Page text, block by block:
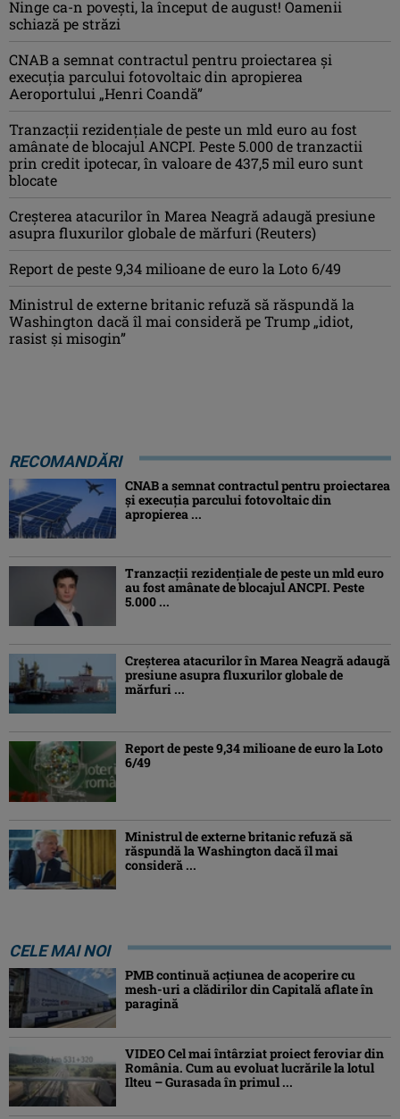
Ninge ca-n povești, la început de august! Oamenii
schiază pe străzi
CNAB a semnat contractul pentru proiectarea şi
execuţia parcului fotovoltaic din apropierea
Aeroportului „Henri Coandă”
Tranzacții rezidențiale de peste un mld euro au fost
amânate de blocajul ANCPI. Peste 5.000 de tranzactii
prin credit ipotecar, în valoare de 437,5 mil euro sunt
blocate
Creşterea atacurilor în Marea Neagră adaugă presiune
asupra fluxurilor globale de mărfuri (Reuters)
Report de peste 9,34 milioane de euro la Loto 6/49
Ministrul de externe britanic refuză să răspundă la
Washington dacă îl mai consideră pe Trump „idiot,
rasist şi misogin”
RECOMANDĂRI
CNAB a semnat contractul pentru proiectarea
şi execuţia parcului fotovoltaic din
apropierea ...
Tranzacții rezidențiale de peste un mld euro
au fost amânate de blocajul ANCPI. Peste
5.000 ...
Creşterea atacurilor în Marea Neagră adaugă
presiune asupra fluxurilor globale de
mărfuri ...
Report de peste 9,34 milioane de euro la Loto
6/49
Ministrul de externe britanic refuză să
răspundă la Washington dacă îl mai
consideră ...
CELE MAI NOI
PMB continuă acțiunea de acoperire cu
mesh-uri a clădirilor din Capitală aflate în
paragină
VIDEO Cel mai întârziat proiect feroviar din
România. Cum au evoluat lucrările la lotul
Ilteu – Gurasada în primul ...